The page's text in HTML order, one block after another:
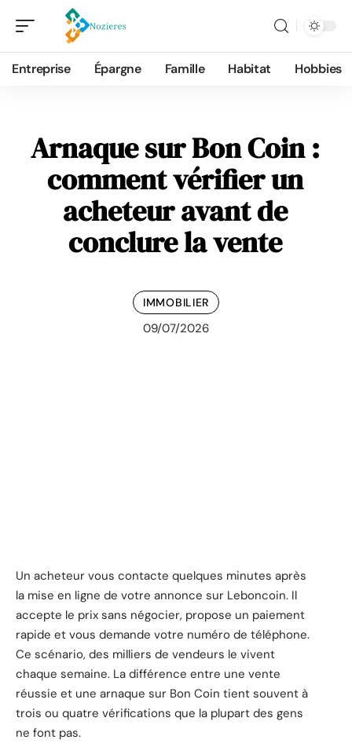
Entreprise Épargne Famille Habitat Hobbies
Arnaque sur Bon Coin :
comment vérifier un
acheteur avant de
conclure la vente
IMMOBILIER
09/07/2026
Un acheteur vous contacte quelques minutes après
la mise en ligne de votre annonce sur Leboncoin. Il
accepte le prix sans négocier, propose un paiement
rapide et vous demande votre numéro de téléphone.
Ce scénario, des milliers de vendeurs le vivent
chaque semaine. La différence entre une vente
réussie et une arnaque sur Bon Coin tient souvent à
trois ou quatre vérifications que la plupart des gens
ne font pas.